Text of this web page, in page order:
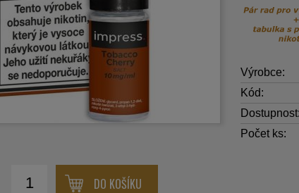
Výrobce:
Kód:
Dostupnost:
Počet ks:
DO KOŠÍKU